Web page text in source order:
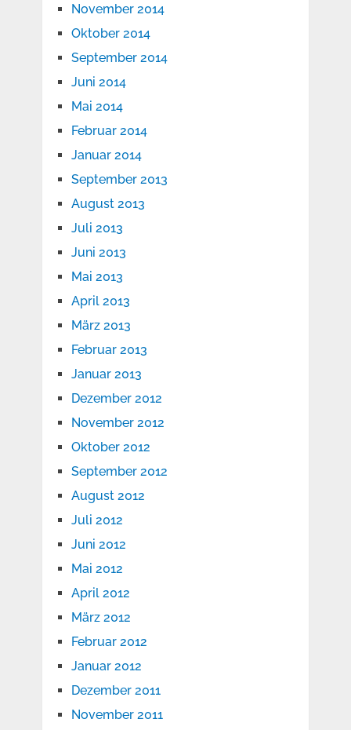
November 2014
Oktober 2014
September 2014
Juni 2014
Mai 2014
Februar 2014
Januar 2014
September 2013
August 2013
Juli 2013
Juni 2013
Mai 2013
April 2013
März 2013
Februar 2013
Januar 2013
Dezember 2012
November 2012
Oktober 2012
September 2012
August 2012
Juli 2012
Juni 2012
Mai 2012
April 2012
März 2012
Februar 2012
Januar 2012
Dezember 2011
November 2011